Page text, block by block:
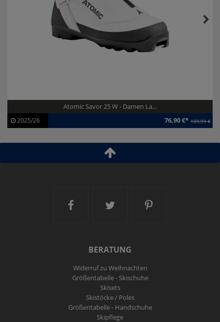
Atomic Savor 25 W - Damen La...
Artikel-ID:
113308
2025/26 76,90 €* 109,99 €
Ski and More auf Facebook
Ski and More auf
Ski and More
BERATUNG
Widerruf zu Weihnachten
Größentabelle - Skischuhe
Skisets
Skistöcke / Poles
Größentabelle - Handschuhe
Skipflege